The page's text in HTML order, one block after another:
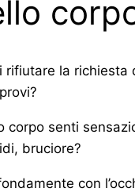
rifiutare la richiesta
corpo senti
bruciore?
con